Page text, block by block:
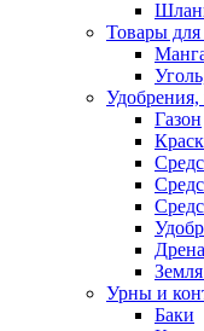
Товары
Газон
Урны и
Баки